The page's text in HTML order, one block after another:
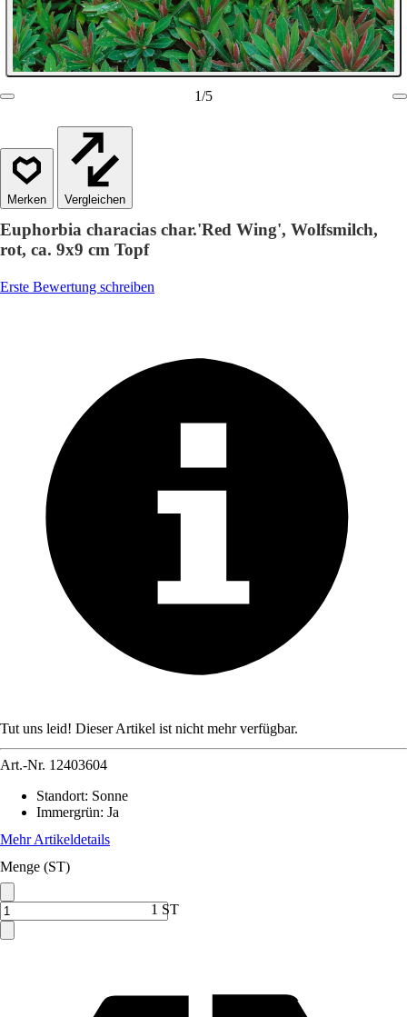
1/5
Vergleichen
Euphorbia characias char.'Red Wing', Wolfsmilch,
rot, ca. 9x9 cm Topf
Erste Bewertung schreiben
Tut uns leid! Dieser Artikel ist nicht mehr verfügbar.
Art.-Nr. 12403604
Standort: Sonne
Immergrün: Ja
Mehr Artikeldetails
Menge (ST)
1 ST